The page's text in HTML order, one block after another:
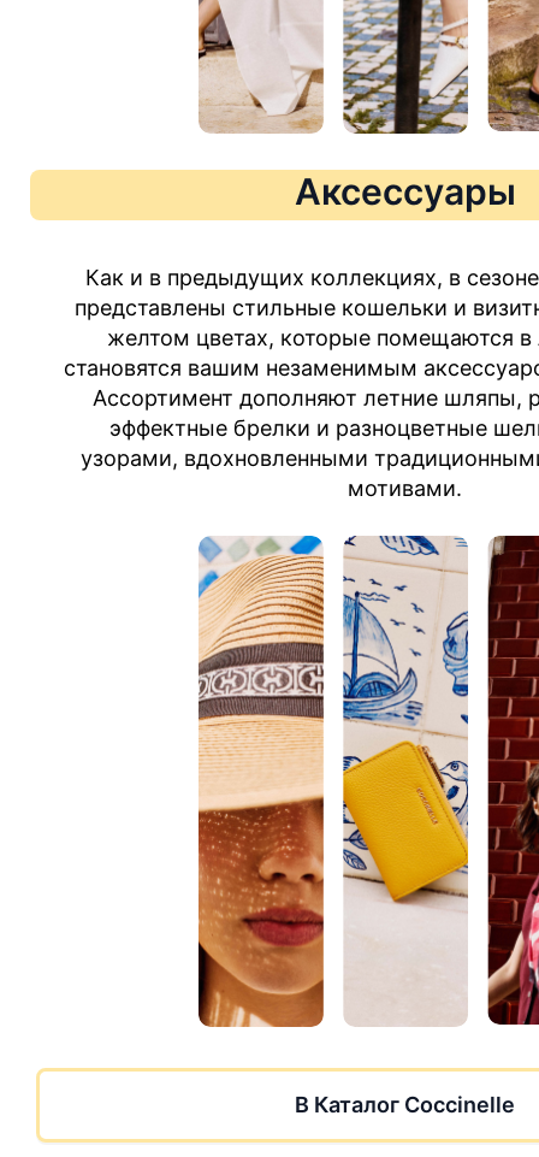
Аксессуары
Как и в предыдущих коллекциях, в
представлены стильные кошельки и
желтом цветах, которые помещаются
становятся вашим незаменимым
Ассортимент дополняют летние шляпы,
эффектные брелки и разноцветные
узорами, вдохновленными
мотивами.
В Каталог Coccinelle